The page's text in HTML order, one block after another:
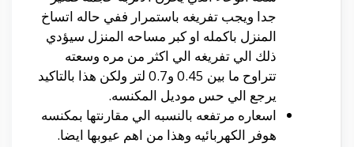
جدا ويجب تفريغه باستمرار ففي حاله اتساخ
المنزل باكمله او كبر مساحه المنزل سيؤدي
ذلك الي تفريغه الي اكثر من مره وسعته
تتراوح ما بين 0.45 و0.7 لتر ولكن هذا بالتاكيد
يرجع الي حس موديل المكنسه.
اسعاره مرتفعه بالنسبه الي مقارنتها بمكنسه
هوفر الكهربائيه وهذا من اهم عيوبها ايضا.